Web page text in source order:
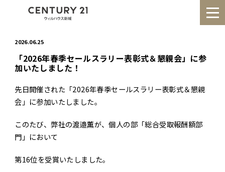
HOME
実績事例 お知らせ
会社情報
2026.06.25
「2026年春季セールスラリー表彰式＆懇親会」に参
加いたしました！
先日開催された「2026年春季セールスラリー表彰式＆懇親
会」に参加いたしました。
このたび、弊社の渡邉薫が、個人の部「総合受取報酬額部
門」において
第16位を受賞いたしました。